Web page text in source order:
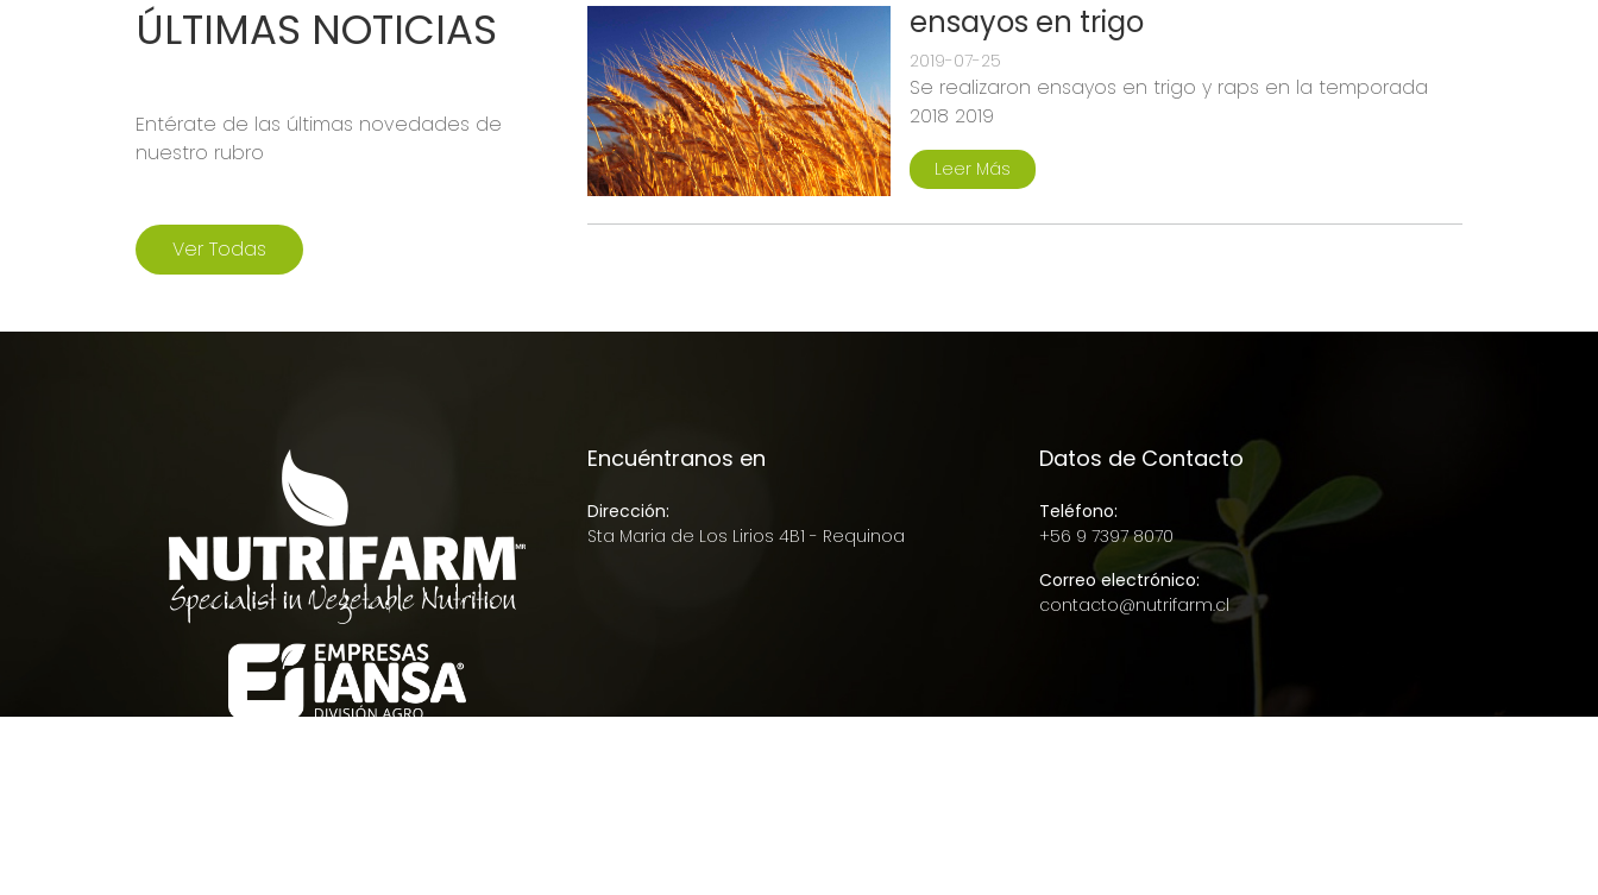
ÚLTIMAS NOTICIAS
Entérate de las últimas novedades de
nuestro rubro
Ver Todas
ensayos en trigo
2019-07-25
Se realizaron ensayos en trigo y raps en la temporada
2018 2019
Leer Más
Encuéntranos en
Dirección:
Sta Maria de Los Lirios 4B1 - Requinoa
Datos de Contacto
Teléfono:
+56 9 7397 8070
Correo electrónico:
contacto@nutrifarm.cl